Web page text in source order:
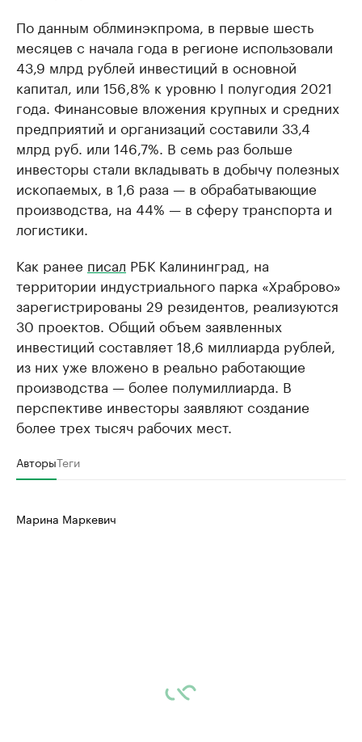
По данным облминэкпрома, в первые шесть
месяцев с начала года в регионе использовали
43,9 млрд рублей инвестиций в основной
капитал, или 156,8% к уровню I полугодия 2021
года. Финансовые вложения крупных и средних
предприятий и организаций составили 33,4
млрд руб. или 146,7%. В семь раз больше
инвесторы стали вкладывать в добычу полезных
ископаемых, в 1,6 раза — в обрабатывающие
производства, на 44% — в сферу транспорта и
логистики.
Как ранее писал РБК Калининград, на
территории индустриального парка «Храброво»
зарегистрированы 29 резидентов, реализуются
30 проектов. Общий объем заявленных
инвестиций составляет 18,6 миллиарда рублей,
из них уже вложено в реально работающие
производства — более полумиллиарда. В
перспективе инвесторы заявляют создание
более трех тысяч рабочих мест.
АвторыТеги
Марина Маркевич